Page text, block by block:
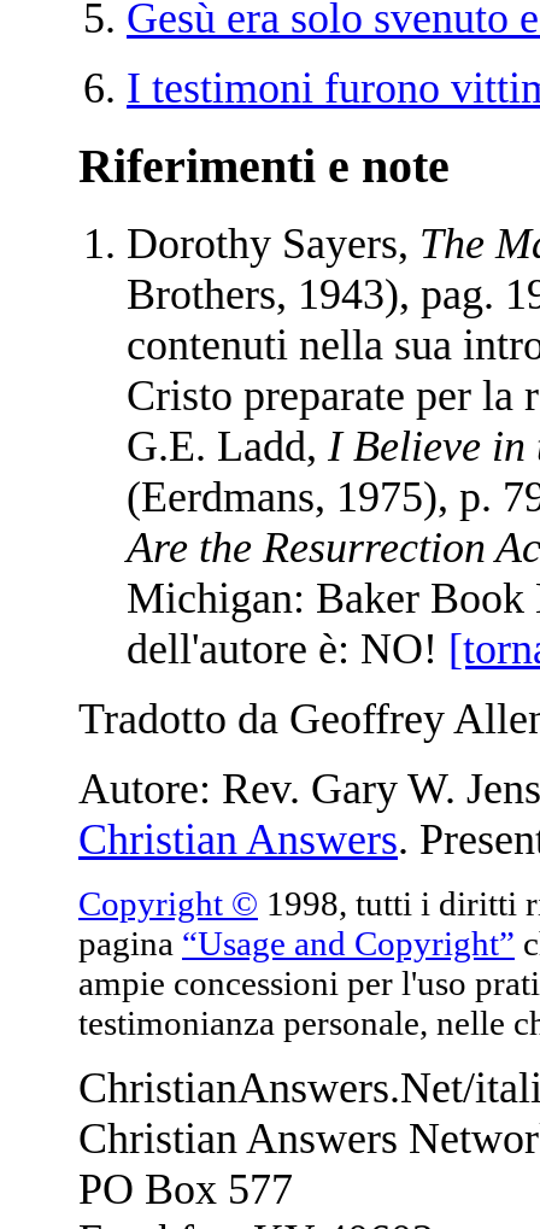
Gesù era solo svenuto
I testimoni furono
Riferimenti e note
Dorothy Sayers, The
Brothers, 1943), pag.
contenuti nella sua
Cristo preparate per la
G.E. Ladd, I Believe in
(Eerdmans, 1975), p.
Are the Resurrection
Michigan: Baker Book
dell'autore è: NO!
Tradotto da Geoffrey
Autore: Rev. Gary W.
Christian Answers.
Copyright © 1998, tutti i diritti
pagina “Usage and Copyright”
ampie concessioni per l'uso
testimonianza personale, nelle
ChristianAnswers.Net/
Christian Answers
PO Box 577